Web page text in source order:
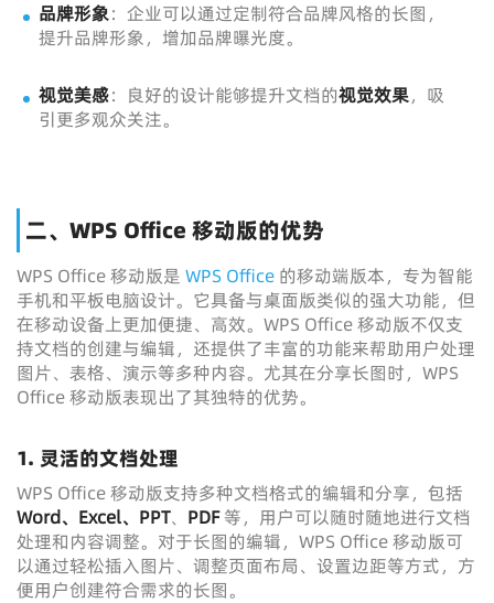
品牌形象：企业可以通过定制符合品牌风格的长图，
提升品牌形象，增加品牌曝光度。
视觉美感：良好的设计能够提升文档的视觉效果，吸
引更多观众关注。
二、WPS Office 移动版的优势
WPS Office 移动版是 WPS Office 的移动端版本，专为智能
手机和平板电脑设计。它具备与桌面版类似的强大功能，但
在移动设备上更加便捷、高效。WPS Office 移动版不仅支
持文档的创建与编辑，还提供了丰富的功能来帮助用户处理
图片、表格、演示等多种内容。尤其在分享长图时，WPS
Office 移动版表现出了其独特的优势。
1. 灵活的文档处理
WPS Office 移动版支持多种文档格式的编辑和分享，包括
Word、Excel、PPT、 PDF等，用户可以随时随地进行文档
处理和内容调整。对于长图的编辑，WPS Office 移动版可
以通过轻松插入图片、调整页面布局、设置边距等方式，方
便用户创建符合需求的长图。